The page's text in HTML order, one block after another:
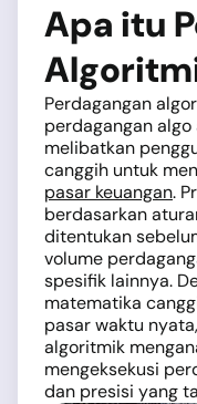
Apa itu
Perdagangan
perdagangan
melibatkan
canggih untuk
pasar keuangan.
berdasarkan
ditentukan
volume
spesifik lainnya.
matematika
pasar waktu
algoritmik
mengeksekusi
dan presisi yang